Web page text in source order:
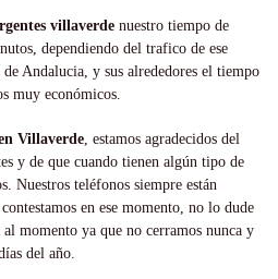
villaverde nuestro tiempo de
dependiendo del trafico de ese
Andalucia, y sus alrededores el tiempo
muy económicos.
Villaverde , estamos agradecidos del
y de que cuando tienen algún tipo de
Nuestros teléfonos siempre están
en ese momento, no lo dude
momento ya que no cerramos nunca y
del año.